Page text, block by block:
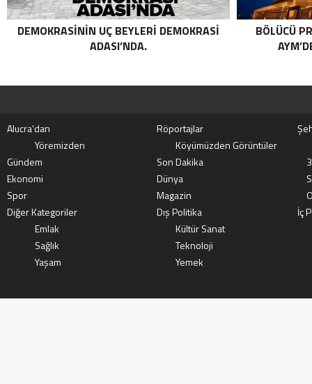
DEMOKRASININ UÇ BEYLERI DEMOKRASI
ADASI’NDA.
BÖLÜCÜ
Alucra’dan Röportajlar
Yöremizden
Köyümüzden Görüntüler
Gündem
Son Dakika
Ekonomi
Dünya
Spor
Magazin
Diğer Kategoriler
Dış Politika
İç
Emlak
Kültür Sanat
Sağlık
Teknoloji
Yaşam
Yemek